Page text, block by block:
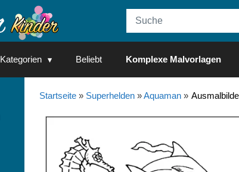
Kategorien Beliebt Komplexe Malvorlagen
Startseite» Superhelden»Aquaman»